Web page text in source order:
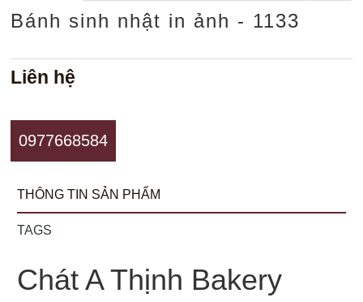
Bánh sinh nhật in ảnh - 1133
Liên hệ
0977668584
THÔNG TIN SẢN PHẨM
TAGS
Chát A Thịnh Bakery